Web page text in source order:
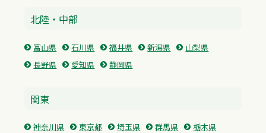
北陸・中部
富山県 石川県 福井県 新潟県
山梨県
長野県
愛知県 静岡県
関東
神奈川県 東京都 埼玉県 群馬県
栃木県